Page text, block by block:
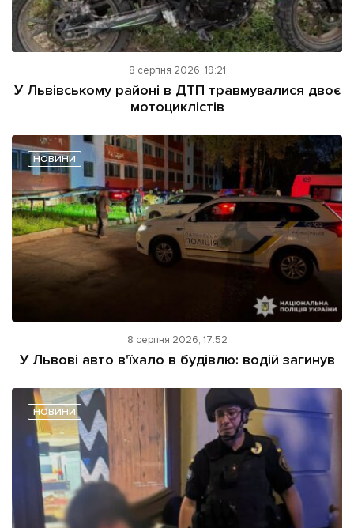
8 серпня 2026, 19:21
У Львівському районі в ДТП травмувалися двоє
мотоциклістів
НОВИНИ
8 серпня 2026, 17:52
У Львові авто в'їхало в будівлю: водій загинув
НОВИНИ